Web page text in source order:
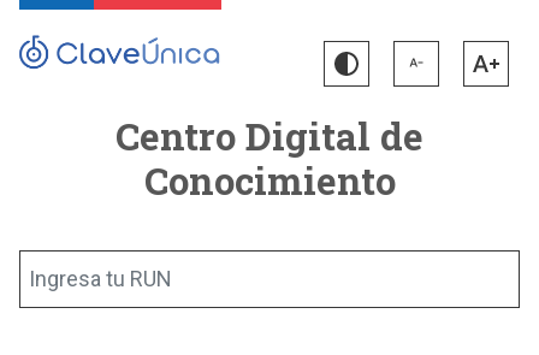
Centro Digital de
Conocimiento
Ingresa tu RUN